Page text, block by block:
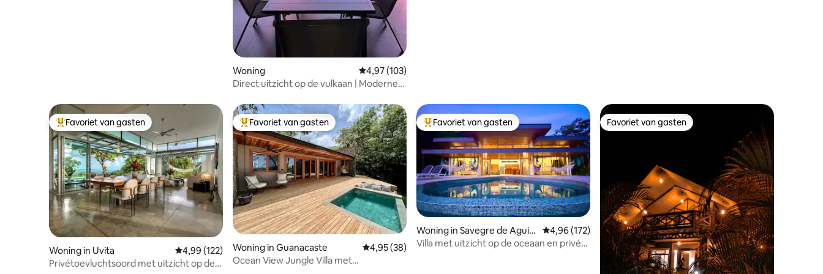
Woning Gemiddelde beoordeling van 4,97 op 5, 103 recensies
4,97 (103)
Direct uitzicht op de vulkaan | Moderne
Topfavoriet van gasten
Favoriet van gasten
Woning in Uvita Gemiddelde beoordeling van 4,99 op 5, 122 recensies
4,99 (122)
Privétoevluchtsoord met uitzicht op de
Topfavoriet van gasten
Favoriet van gasten
Woning in Guanacaste Gemiddelde beoordeling van 4,95 op 5, 38 recensies
4,95 (38)
Ocean View Jungle Villa met
Topfavoriet van gasten
Favoriet van gasten
Woning in Savegre de Aguirr
e
Gemiddelde beoordeling van 4,96 op 5, 172 recensies
4,96 (172)
Villa met uitzicht op de oceaan en privé-
Favoriet van gasten
Favoriet van gasten